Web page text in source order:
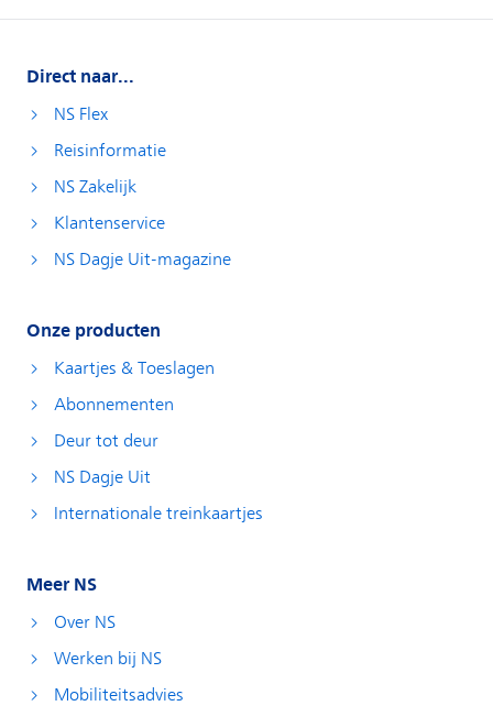
Direct naar...
NS Flex
Reisinformatie
NS Zakelijk
Klantenservice
NS Dagje Uit-magazine
Onze producten
Kaartjes & Toeslagen
Abonnementen
Deur tot deur
NS Dagje Uit
Internationale treinkaartjes
Meer NS
Over NS
Werken bij NS
Mobiliteitsadvies